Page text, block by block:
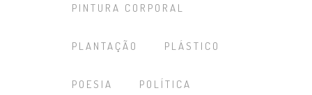
PINTURA CORPORAL
PLANTAÇÃO PLÁSTICO
POESIA POLÍTICA